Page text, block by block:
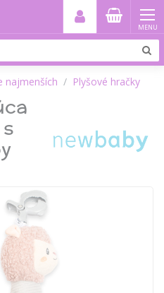
MENU
najmenších Plyšové hračky